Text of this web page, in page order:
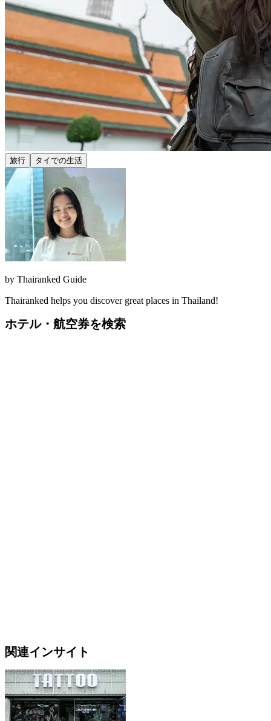
旅行 タイでの生活
by Thairanked Guide
Thairanked helps you discover great places in Thailand!
ホテル・航空券を検索
関連インサイト